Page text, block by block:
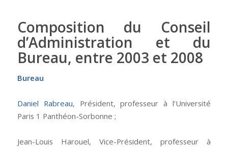
Composition du Conseil
d’Administration et du
Bureau, entre 2003 et 2008
Bureau
Daniel Rabreau, Président, professeur à l’Université
Paris 1 Panthéon-Sorbonne ;
Jean-Louis Harouel, Vice-Président, professeur à